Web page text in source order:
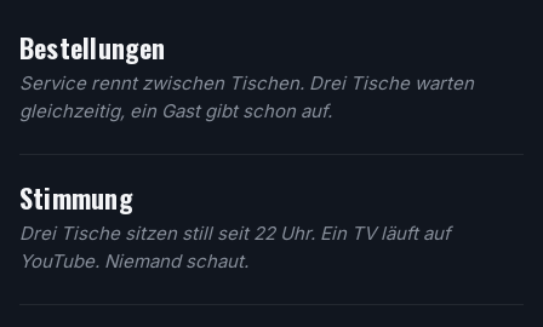
Bestellungen
Service rennt zwischen Tischen. Drei Tische warten
gleichzeitig, ein Gast gibt schon auf.
Stimmung
Drei Tische sitzen still seit 22 Uhr. Ein TV läuft auf
YouTube. Niemand schaut.